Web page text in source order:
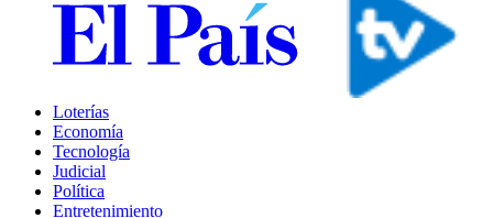
Loterías
Economía
Tecnología
Judicial
Política
Entretenimiento